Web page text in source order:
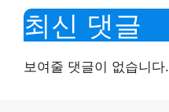
최신 댓글
보여줄 댓글이 없습니다.